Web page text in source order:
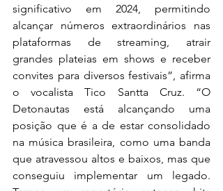
significativo em 2024, permitindo
alcançar números extraordinários nas
plataformas de streaming, atrair
grandes plateias em shows e receber
convites para diversos festivais”, afirma
o vocalista Tico Santta Cruz. “O
Detonautas está alcançando uma
posição que é a de estar consolidado
na música brasileira, como uma banda
que atravessou altos e baixos, mas que
conseguiu implementar um legado.